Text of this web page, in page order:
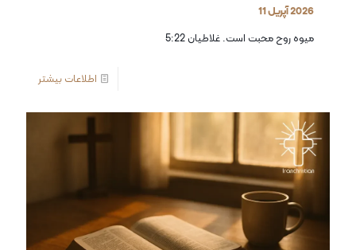
2026 آپریل 11
میوه روح محبت است. غلاطیان 5:22
اطلاعات بیشتر